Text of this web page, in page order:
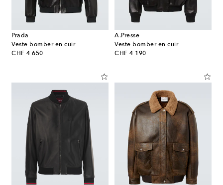
Prada
Veste bomber en cuir
CHF 4 650
original price
A.Presse
Veste bomber en cuir
CHF 4 190
original price